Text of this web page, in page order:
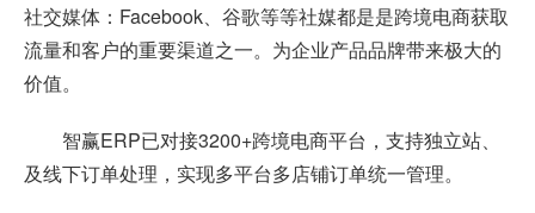
社交媒体：Facebook、谷歌等等社媒都是是跨境电商获取
流量和客户的重要渠道之一。为企业产品品牌带来极大的
价值。
智赢ERP已对接3200+跨境电商平台，支持独立站、
及线下订单处理，实现多平台多店铺订单统一管理。